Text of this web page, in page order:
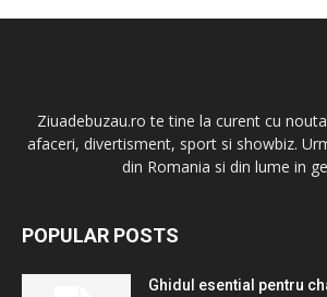
Ziuadebuzau.ro te tine la curent cu
afaceri, divertisment, sport si showbiz.
din Romania si din lume in
POPULAR POSTS
Ghidul esential pentru